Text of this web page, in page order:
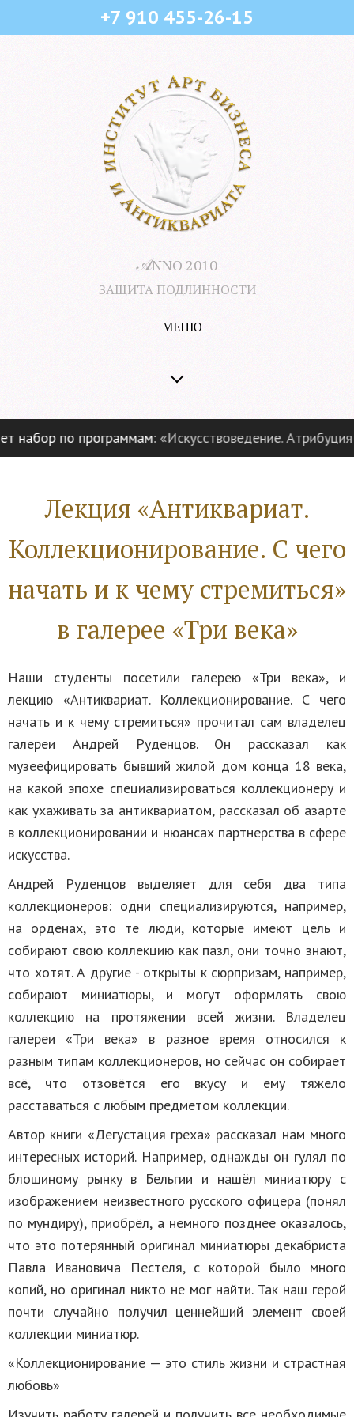
+7 910 455-26-15
𝒜NNO 2010
ЗАЩИТА ПОДЛИННОСТИ
МЕНЮ
по программам:«Искусствоведение. Атрибуция
Лекция «Антиквариат.
Коллекционирование. С чего
начать и к чему стремиться»
в галерее «Три века»
Наши студенты посетили галерею «Три века», и
лекцию «Антиквариат. Коллекционирование. С чего
начать и к чему стремиться» прочитал сам владелец
галереи Андрей Руденцов. Он рассказал как
музеефицировать бывший жилой дом конца 18 века,
на какой эпохе специализироваться коллекционеру и
как ухаживать за антиквариатом, рассказал об азарте
в коллекционировании и нюансах партнерства в сфере
искусства.
Андрей Руденцов выделяет для себя два типа
коллекционеров: одни специализируются, например,
на орденах, это те люди, которые имеют цель и
собирают свою коллекцию как пазл, они точно знают,
что хотят. А другие - открыты к сюрпризам, например,
собирают миниатюры, и могут оформлять свою
коллекцию на протяжении всей жизни. Владелец
галереи «Три века» в разное время относился к
разным типам коллекционеров, но сейчас он собирает
всё, что отзовётся его вкусу и ему тяжело
расставаться с любым предметом коллекции.
Автор книги «Дегустация греха» рассказал нам много
интересных историй. Например, однажды он гулял по
блошиному рынку в Бельгии и нашёл миниатюру с
изображением неизвестного русского офицера (понял
по мундиру), приобрёл, а немного позднее оказалось,
что это потерянный оригинал миниатюры декабриста
Павла Ивановича Пестеля, с которой было много
копий, но оригинал никто не мог найти. Так наш герой
почти случайно получил ценнейший элемент своей
коллекции миниатюр.
«Коллекционирование — это стиль жизни и страстная
любовь»